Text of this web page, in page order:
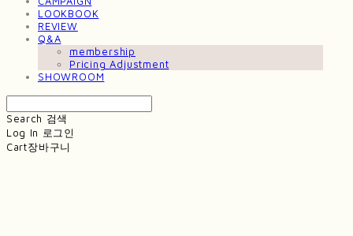
LOOKBOOK
REVIEW
Q&A
membership
Pricing Adjustment
SHOWROOM
Search 검색
Log In 로그인
Cart장바구니